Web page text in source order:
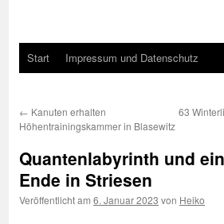
Start Impressum und Datenschutz
← Kanuten erhalten
Höhentrainingskammer in Blasewitz
63
Quantenlabyrinth und
Ende in Striesen
Veröffentlicht am 6. Januar 2023 von Heiko